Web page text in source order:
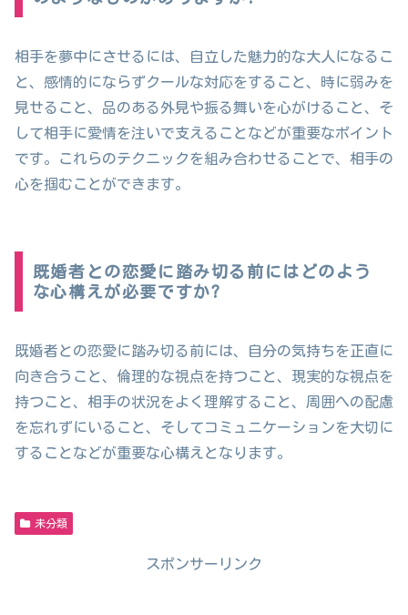
相手を夢中にさせるには、自立した魅力的な大人になるこ
と、感情的にならずクールな対応をすること、時に弱みを
見せること、品のある外見や振る舞いを心がけること、そ
して相手に愛情を注いで支えることなどが重要なポイント
です。これらのテクニックを組み合わせることで、相手の
心を掴むことができます。
既婚者との恋愛に踏み切る前にはどのよう
な心構えが必要ですか?
既婚者との恋愛に踏み切る前には、自分の気持ちを正直に
向き合うこと、倫理的な視点を持つこと、現実的な視点を
持つこと、相手の状況をよく理解すること、周囲への配慮
を忘れずにいること、そしてコミュニケーションを大切に
することなどが重要な心構えとなります。
未分類
スポンサーリンク